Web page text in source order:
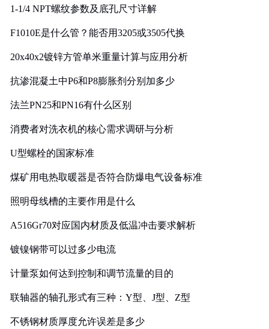
1-1/4 NPT螺纹参数及底孔尺寸详解
F1010E是什么管？能否用3205或3505代换
20x40x2镀锌方管单米重量计算与应用分析
抗渗混凝土中P6和P8膨胀剂分别加多少
法兰PN25和PN16有什么区别
消费者对洗衣机的核心需求调研与分析
U型螺栓的国家标准
煤矿用电热取暖器是否符合防爆电气设备标准
照明母线槽的主要作用是什么
A516Gr70对应国内材质及低温冲击要求解析
镀镍钢带可以过多少电流
计量泵如何达到控制和调节流量的目的
联轴器的轴孔形式有三种：Y型、J型、Z型
不锈钢材质厚度允许误差是多少